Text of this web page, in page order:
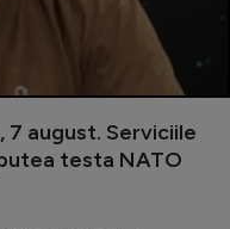
7 august. Serviciile
testa NATO